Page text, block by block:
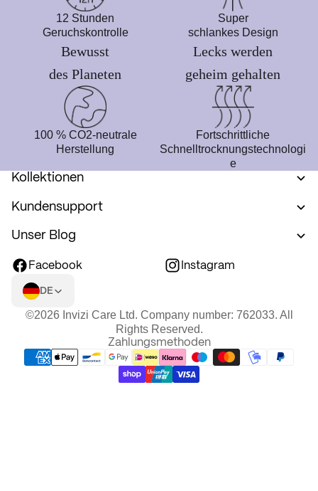
12 Stunden
Geruchskontrolle
Super
schlankes Design
Bewusst
des Planeten
100 % CO2-neutrale
Herstellung
Lecks werden
geheim gehalten
Fortschrittliche
Schnelltrocknungstechnologi
e
Kollektionen
Kundensupport
Unser Blog
Facebook Instagram
DE
©2026 Invizi Care Ltd. Company number: 762033. All
Rights Reserved.
Zahlungsmethoden